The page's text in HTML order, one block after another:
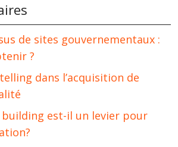
de sites gouvernementaux :
?
dans l’acquisition de
est-il un levier pour